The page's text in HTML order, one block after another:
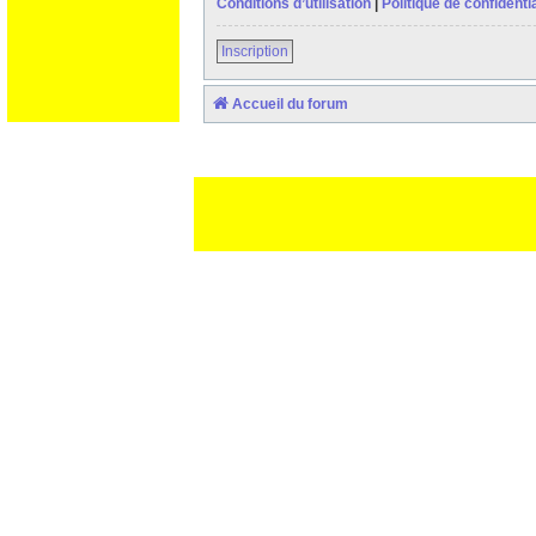
Conditions d’utilisation
Politique de
Inscription
Accueil du forum